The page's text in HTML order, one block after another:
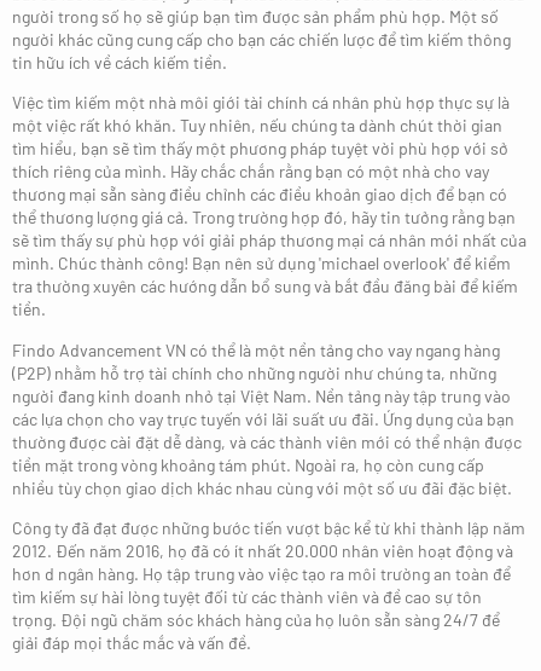
người trong số họ sẽ giúp bạn tìm được sản phẩm phù hợp. Một số
người khác cũng cung cấp cho bạn các chiến lược để tìm kiếm thông
tin hữu ích về cách kiếm tiền.
Việc tìm kiếm một nhà môi giới tài chính cá nhân phù hợp thực sự là
một việc rất khó khăn. Tuy nhiên, nếu chúng ta dành chút thời gian
tìm hiểu, bạn sẽ tìm thấy một phương pháp tuyệt vời phù hợp với sở
thích riêng của mình. Hãy chắc chắn rằng bạn có một nhà cho vay
thương mại sẵn sàng điều chỉnh các điều khoản giao dịch để bạn có
thể thương lượng giá cả. Trong trường hợp đó, hãy tin tưởng rằng bạn
sẽ tìm thấy sự phù hợp với giải pháp thương mại cá nhân mới nhất của
mình. Chúc thành công! Bạn nên sử dụng 'michael overlook' để kiểm
tra thường xuyên các hướng dẫn bổ sung và bắt đầu đăng bài để kiếm
tiền.
Findo Advancement VN có thể là một nền tảng cho vay ngang hàng
(P2P) nhằm hỗ trợ tài chính cho những người như chúng ta, những
người đang kinh doanh nhỏ tại Việt Nam. Nền tảng này tập trung vào
các lựa chọn cho vay trực tuyến với lãi suất ưu đãi. Ứng dụng của bạn
thường được cài đặt dễ dàng, và các thành viên mới có thể nhận được
tiền mặt trong vòng khoảng tám phút. Ngoài ra, họ còn cung cấp
nhiều tùy chọn giao dịch khác nhau cùng với một số ưu đãi đặc biệt.
Công ty đã đạt được những bước tiến vượt bậc kể từ khi thành lập năm
2012. Đến năm 2016, họ đã có ít nhất 20.000 nhân viên hoạt động và
hơn d ngân hàng. Họ tập trung vào việc tạo ra môi trường an toàn để
tìm kiếm sự hài lòng tuyệt đối từ các thành viên và đề cao sự tôn
trọng. Đội ngũ chăm sóc khách hàng của họ luôn sẵn sàng 24/7 để
giải đáp mọi thắc mắc và vấn đề.